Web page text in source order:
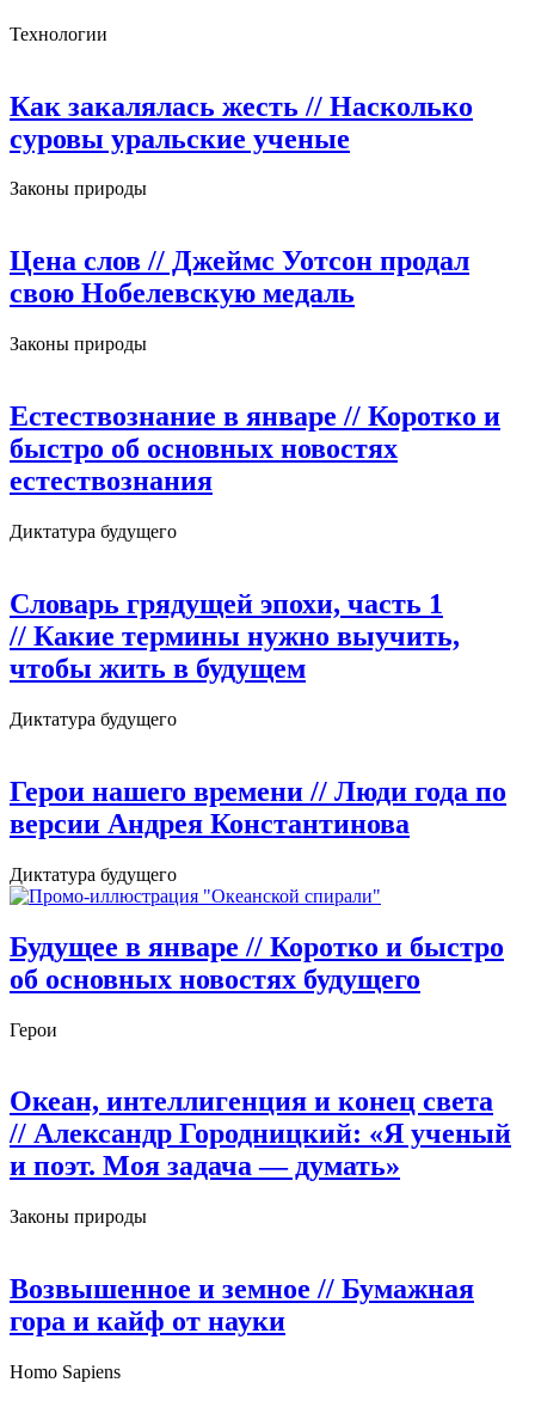
Технологии
Как закалялась жесть // Насколько
суровы уральские ученые
Законы природы
Цена слов // Джеймс Уотсон продал
свою Нобелевскую медаль
Законы природы
Естествознание в январе // Коротко и
быстро об основных новостях
естествознания
Диктатура будущего
Словарь грядущей эпохи, часть 1
// Какие термины нужно выучить,
чтобы жить в будущем
Диктатура будущего
Герои нашего времени // Люди года по
версии Андрея Константинова
Диктатура будущего
Будущее в январе // Коротко и быстро
об основных новостях будущего
Герои
Океан, интеллигенция и конец света
// Александр Городницкий: «Я ученый
и поэт. Моя задача — думать»
Законы природы
Возвышенное и земное // Бумажная
гора и кайф от науки
Homo Sapiens